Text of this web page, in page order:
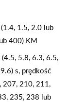
1.5, 2.0 lub
400) KM
5.8, 6.3, 6.5,
s, prędkość
207, 210, 211,
235, 238 lub